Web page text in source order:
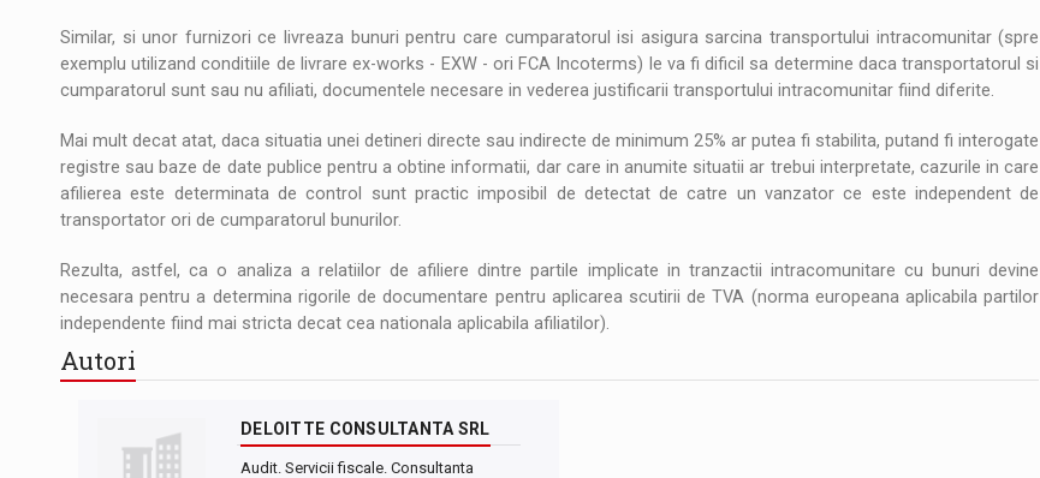
Similar, si unor furnizori ce livreaza bunuri pentru care cumparatorul isi asigura sarcina transportului intracomunitar (spre
exemplu utilizand conditiile de livrare ex-works - EXW - ori FCA Incoterms) le va fi dificil sa determine daca transportatorul si
cumparatorul sunt sau nu afiliati, documentele necesare in vederea justificarii transportului intracomunitar fiind diferite.
Mai mult decat atat, daca situatia unei detineri directe sau indirecte de minimum 25% ar putea fi stabilita, putand fi interogate
registre sau baze de date publice pentru a obtine informatii, dar care in anumite situatii ar trebui interpretate, cazurile in care
afilierea este determinata de control sunt practic imposibil de detectat de catre un vanzator ce este independent de
transportator ori de cumparatorul bunurilor.
Rezulta, astfel, ca o analiza a relatiilor de afiliere dintre partile implicate in tranzactii intracomunitare cu bunuri devine
necesara pentru a determina rigorile de documentare pentru aplicarea scutirii de TVA (norma europeana aplicabila partilor
independente fiind mai stricta decat cea nationala aplicabila afiliatilor).
Autori
DELOITTE CONSULTANTA SRL
Audit. Servicii fiscale. Consultanta